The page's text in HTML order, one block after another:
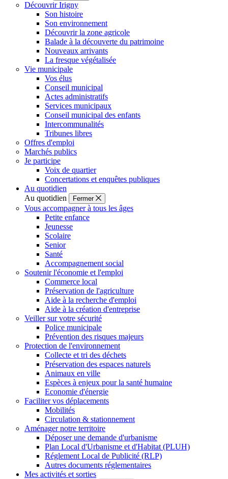
Découvrir Irigny
Son histoire
Son environnement
Découvrir la zone agricole
Balade à la découverte du patrimoine
Nouveaux arrivants
La fresque végétalisée
Vie municipale
Vos élus
Conseil municipal
Actes administratifs
Services municipaux
Conseil municipal des enfants
Intercommunalités
Tribunes libres
Offres d'emploi
Marchés publics
Je participe
Voix de quartier
Concertations et enquêtes publiques
Au quotidien
Au quotidien
Fermer
Vous accompagner à tous les âges
Petite enfance
Jeunesse
Scolaire
Senior
Santé
Accompagnement social
Soutenir l'économie et l'emploi
Commerce local
Préservation de l'agriculture
Aide à la recherche d'emploi
Aide à la création d'entreprise
Veiller sur votre sécurité
Police municipale
Prévention des risques majeurs
Protection de l'environnement
Collecte et tri des déchets
Préservation des espaces naturels
Animaux en ville
Espèces à enjeux pour la santé humaine
Economie d'énergie
Faciliter vos déplacements
Mobilités
Circulation & stationnement
Aménager notre territoire
Déposer une demande d'urbanisme
Plan Local d'Urbanisme et d'Habitat (PLUH)
Réglement Local de Publicité (RLP)
Autres documents réglementaires
Mes activités et sorties